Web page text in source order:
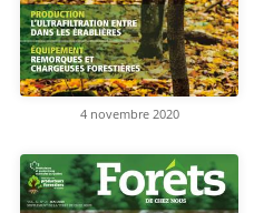
4 novembre 2020